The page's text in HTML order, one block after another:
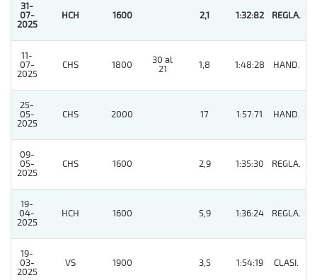
31-
07-
2025
HCH 1600 2,1 1:32:82 REGLA.
11-
07-
2025
CHS 1800
30 al
21
1,8 1:48:28 HAND.
25-
05-
2025
CHS 2000 17 1:57:71 HAND.
09-
05-
2025
CHS 1600 2,9 1:35:30 REGLA.
19-
04-
2025
HCH 1600 5,9 1:36:24 REGLA.
19-
03-
2025
VS 1900 3,5 1:54:19 CLASI.